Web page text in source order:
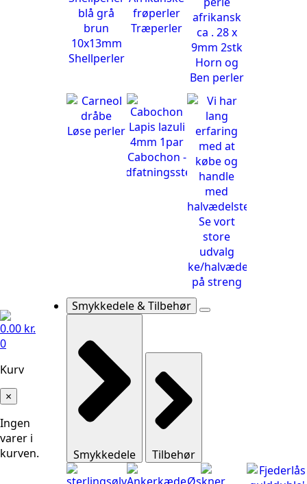
0.00 kr.
0
Kurv
×
Ingen
varer i
kurven.
Shellperler
Træperler
Horn og
Ben perler
Løse perler
Cabochon -
Indfatningssten
Smykke/halvædelsten
på streng
Smykkedele & Tilbehør
Smykkedele Tilbehør